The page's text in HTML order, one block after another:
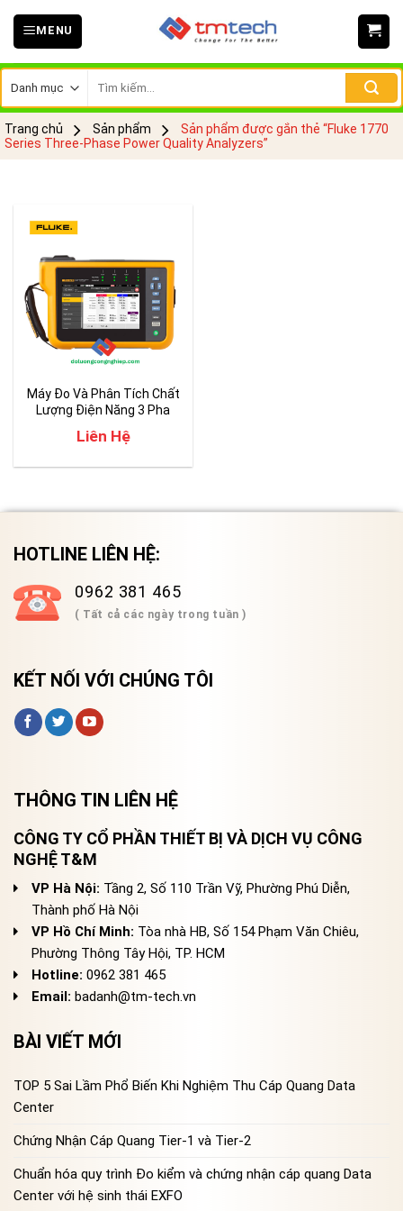
Skip
MENU
kiếm:
Trang chủ Sản phẩm
Sản phẩm được gắn thẻ “Fluke 1770
Series Three-Phase Power Quality Analyzers”
Máy Đo Và Phân Tích Chất
Lượng Điện Năng 3 Pha
Liên Hệ
HOTLINE LIÊN HỆ:
0962 381 465
( Tất cả các ngày trong tuần )
KẾT NỐI VỚI CHÚNG TÔI
THÔNG TIN LIÊN HỆ
CÔNG TY CỔ PHẦN THIẾT BỊ VÀ DỊCH VỤ CÔNG
NGHỆ T&M
VP Hà Nội: Tầng 2, Số 110 Trần Vỹ, Phường Phú Diễn,
Thành phố Hà Nội
VP Hồ Chí Minh: Tòa nhà HB, Số 154 Phạm Văn Chiêu,
Phường Thông Tây Hội, TP. HCM
Hotline: 0962 381 465
Email: badanh@tm-tech.vn
BÀI VIẾT MỚI
TOP 5 Sai Lầm Phổ Biến Khi Nghiệm Thu Cáp Quang Data
Center
Chứng Nhận Cáp Quang Tier-1 và Tier-2
Chuẩn hóa quy trình Đo kiểm và chứng nhận cáp quang Data
Center với hệ sinh thái EXFO